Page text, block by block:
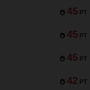
45 PT
45 PT
45 PT
42 PT